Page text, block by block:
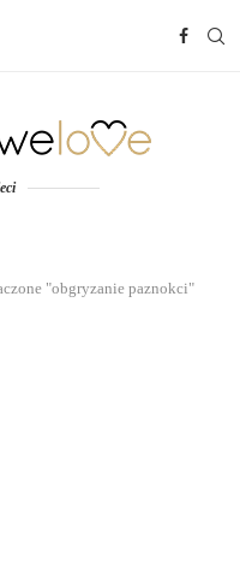
"obgryzanie paznokci"